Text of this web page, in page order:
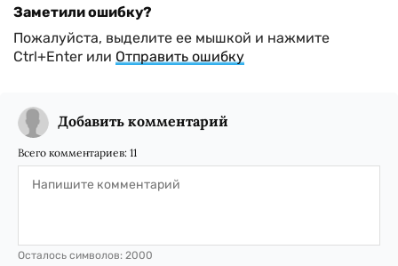
Заметили ошибку?
Пожалуйста, выделите ее мышкой и нажмите
Ctrl+Enter или Отправить ошибку
Добавить комментарий
Всего комментариев: 11
Осталось символов: 2000